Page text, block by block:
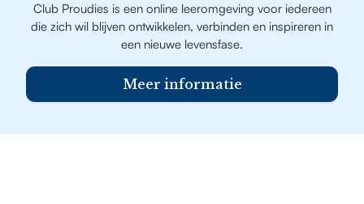
Club Proudies is een online leeromgeving voor iedereen
die zich wil blijven ontwikkelen, verbinden en inspireren in
een nieuwe levensfase.
Meer informatie